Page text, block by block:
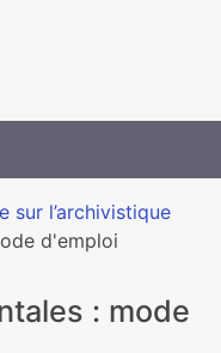
sur l’archivistique
d'emploi
: mode